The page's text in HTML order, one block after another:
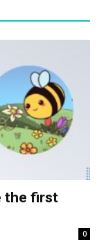
the first
0